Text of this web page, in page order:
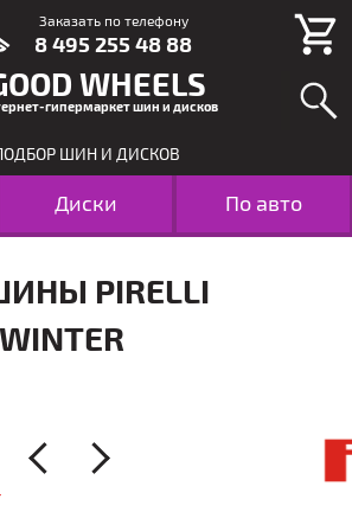
WHEELS
гипермаркет шин и дисков
ШИН И ДИСКОВ
Диски По авто
PIRELLI
Заказать по телефону
8 495 255 48 88